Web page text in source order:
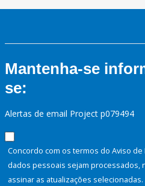
Mantenha-se
se:
Alertas de email Project p079494
Concordo com os termos do Aviso
dados pessoais sejam processados,
assinar as atualizações selecionadas.